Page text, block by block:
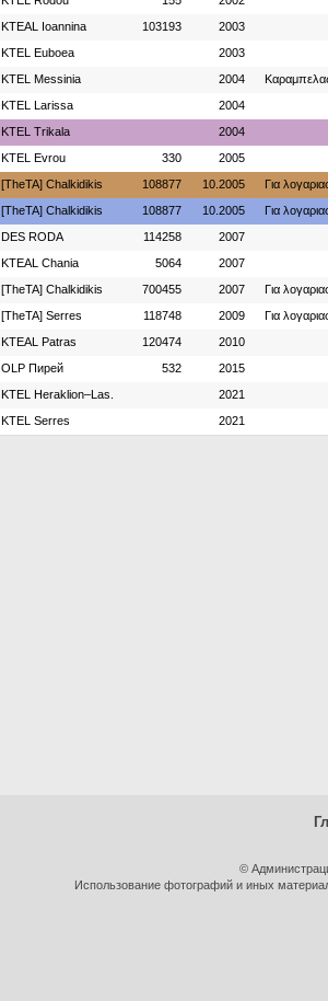
KTEAL Ioannina 103193 2003
ΚΤΕL Euboea 2003
KTEL Messinia 2004
KTEL Larissa 2004
ΚΤΕL Τrikala 2004
KTEL Evrou 330 2005
[TheTA] Chalkidikis 108877 10.2005 Για
[TheTA] Chalkidikis 108877 10.2005 Για
DES RODA 114258 2007
KTEAL Chania 5064 2007
[TheTA] Chalkidikis 700455 2007 Για
[TheTA] Serres 118748 2009 Για
KTEAL Patras 120474 2010
OLP Пирей 532 2015
KTEL Heraklion–Las. 2021
KTEL Serres 2021
©
Использование фотографий и иных